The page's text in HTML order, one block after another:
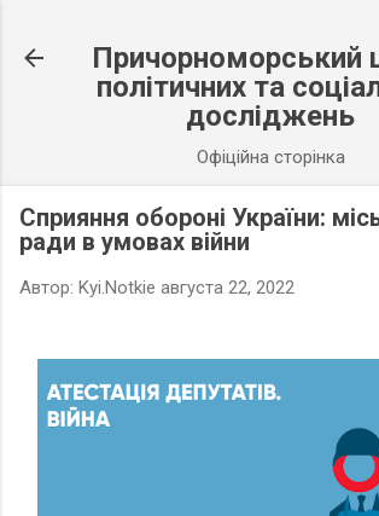
Причорноморський
політичних та
досліджень
Офіційна сторінка
Сприяння обороні України:
ради в умовах війни
Автор: Kyi.Notkie августа 22, 2022